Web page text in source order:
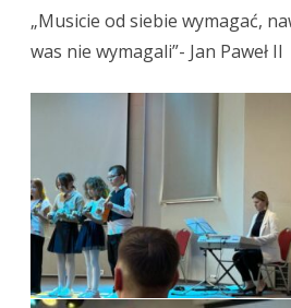
„Musicie od siebie wymagać,
was nie wymagali”- Jan Paweł II